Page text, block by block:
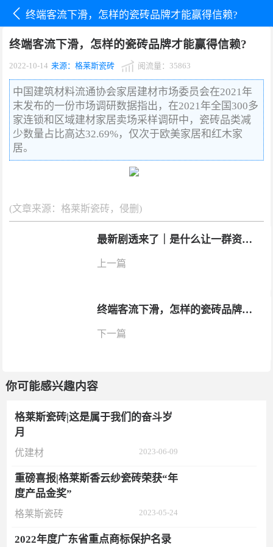
终端客流下滑，怎样的瓷砖品牌才能赢得信赖?
终端客流下滑，怎样的瓷砖品牌才能赢得信赖?
2022-10-14 来源：格莱斯瓷砖 阅流量：35863
中国建筑材料流通协会家居建材市场委员会在2021年
末发布的一份市场调研数据指出，在2021年全国300多
家连锁和区域建材家居卖场采样调研中，瓷砖品类减
少数量占比高达32.69%，仅次于欧美家居和红木家
居。
(文章来源：格莱斯瓷砖，侵删)
最新剧透来了｜是什么让一群资深文化玩家如此期待？
上一篇
终端客流下滑，怎样的瓷砖品牌才能赢得信赖?
下一篇
你可能感兴趣内容
格莱斯瓷砖|这是属于我们的奋斗岁
月
优建材 2023-06-09
重磅喜报|格莱斯香云纱瓷砖荣获“年
度产品金奖”
格莱斯瓷砖 2023-05-24
2022年度广东省重点商标保护名录